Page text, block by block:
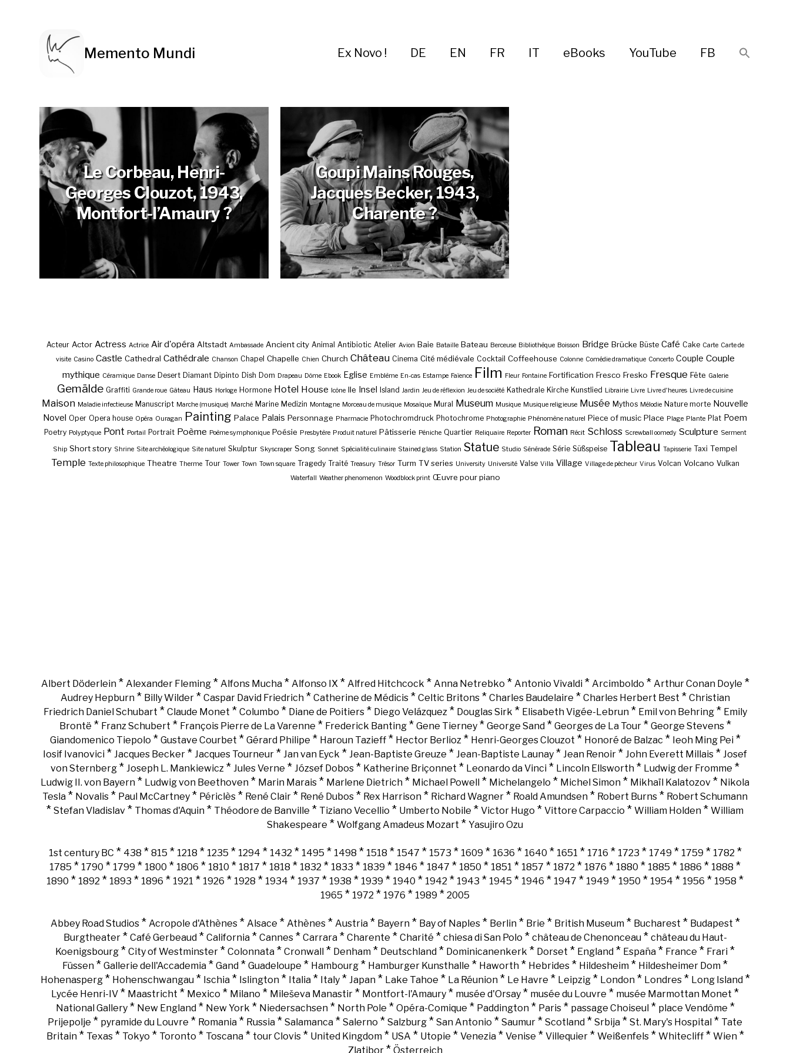
Memento Mundi Ex Novo ! DE EN FR IT eBooks YouTube FB
Le Corbeau, Henri-
Georges Clouzot, 1943,
Montfort-l’Amaury ?
Goupi Mains Rouges,
Jacques Becker, 1943,
Charente ?
Acteur Actor Actress Actrice Air d'opéra Altstadt Ambassade Ancient city Animal Antibiotic Atelier Avion Baie Bataille Bateau Berceuse Bibliothèque Boisson Bridge Brücke Büste Café Cake Carte Carte de
visite Casino Castle Cathedral Cathédrale Chanson Chapel Chapelle Chien Church Château Cinema Cité médiévale Cocktail Coffeehouse Colonne Comédie dramatique Concerto Couple Couple
mythique Céramique Danse Desert Diamant Dipinto Dish Dom Drapeau Dôme Ebook Eglise Emblème En-cas Estampe Faïence Film Fleur Fontaine Fortification Fresco Fresko Fresque Fête Galerie
Gemälde Graffiti Grande roue Gâteau Haus Horloge Hormone Hotel House Icône Ile Insel Island Jardin Jeu de réflexion Jeu de société Kathedrale Kirche Kunstlied Librairie Livre Livre d'heures Livre de cuisine
Maison Maladie infectieuse Manuscript Marche (musique) Marché Marine Medizin Montagne Morceau de musique Mosaïque Mural Museum Musique Musique religieuse Musée Mythos Mélodie Nature morte Nouvelle
Novel Oper Opera house Opéra Ouragan Painting Palace Palais Personnage Pharmacie Photochromdruck Photochrome Photographie Phénomène naturel Piece of music Place Plage Plante Plat Poem
Poetry Polyptyque Pont Portail Portrait Poème Poème symphonique Poésie Presbytère Produit naturel Pâtisserie Péniche Quartier Reliquaire Reporter Roman Récit Schloss Screwball oomedy Sculpture Serment
Ship Short story Shrine Site archéologique Site naturel Skulptur Skyscraper Song Sonnet Spécialité culinaire Stained glass Station Statue Studio Sénérade Série Süßspeise Tableau Tapisserie Taxi Tempel
Temple Texte philosophique Theatre Therme Tour Tower Town Town square Tragedy Traité Treasury Trésor Turm TV series University Université Valse Villa Village Village de pêcheur Virus Volcan Volcano Vulkan
Waterfall Weather phenomenon Woodblock print Œuvre pour piano
Albert Döderlein* Alexander Fleming* Alfons Mucha* Alfonso IX* Alfred Hitchcock * Anna Netrebko * Antonio Vivaldi* Arcimboldo * Arthur Conan Doyle *
Audrey Hepburn* Billy Wilder* Caspar David Friedrich* Catherine de Médicis* Celtic Britons* Charles Baudelaire * Charles Herbert Best * Christian
Friedrich Daniel Schubart * Claude Monet * Columbo * Diane de Poitiers* Diego Velázquez* Douglas Sirk * Elisabeth Vigée-Lebrun* Emil von Behring* Emily
Brontë * Franz Schubert * François Pierre de La Varenne * Frederick Banting* Gene Tierney* George Sand* Georges de La Tour* George Stevens*
Giandomenico Tiepolo * Gustave Courbet * Gérard Philipe * Haroun Tazieff* Hector Berlioz* Henri-Georges Clouzot * Honoré de Balzac * Ieoh Ming Pei*
Iosif Ivanovici * Jacques Becker * Jacques Tourneur * Jan van Eyck * Jean-Baptiste Greuze * Jean-Baptiste Launay * Jean Renoir * John Everett Millais * Josef
von Sternberg * Joseph L. Mankiewicz * Jules Verne * József Dobos * Katherine Briçonnet * Leonardo da Vinci * Lincoln Ellsworth * Ludwig der Fromme *
Ludwig II. von Bayern * Ludwig von Beethoven * Marin Marais * Marlene Dietrich * Michael Powell * Michelangelo * Michel Simon * Mikhaïl Kalatozov * Nikola
Tesla * Novalis * Paul McCartney * Périclès * René Clair * René Dubos * Rex Harrison * Richard Wagner * Roald Amundsen * Robert Burns * Robert Schumann
* Stefan Vladislav * Thomas d'Aquin * Théodore de Banville * Tiziano Vecellio * Umberto Nobile * Victor Hugo * Vittore Carpaccio * William Holden * William
Shakespeare * Wolfgang Amadeus Mozart * Yasujiro Ozu
1st century BC * 438 * 815 * 1218 * 1235 * 1294 * 1432 * 1495 * 1498 * 1518 * 1547 * 1573 * 1609 * 1636 * 1640 * 1651 * 1716 * 1723 * 1749 * 1759 * 1782 *
1785 * 1790 * 1799 * 1800 * 1806 * 1810 * 1817 * 1818 * 1832 * 1833 * 1839 * 1846 * 1847 * 1850 * 1851 * 1857 * 1872 * 1876 * 1880 * 1885 * 1886 * 1888 *
1890 * 1892 * 1893 * 1896 * 1921 * 1926 * 1928 * 1934 * 1937 * 1938 * 1939 * 1940 * 1942 * 1943 * 1945 * 1946 * 1947 * 1949 * 1950 * 1954 * 1956 * 1958 *
1965 * 1972 * 1976 * 1989 * 2005
Abbey Road Studios* Acropole d'Athènes* Alsace * Athènes* Austria* Bayern* Bay of Naples* Berlin* Brie * British Museum* Bucharest * Budapest *
Burgtheater* Café Gerbeaud* California* Cannes* Carrara* Charente * Charité * chiesa di San Polo * château de Chenonceau* château du Haut-
Koenigsbourg * City of Westminster * Colonnata * Cronwall * Denham * Deutschland * Dominicanenkerk * Dorset * England * España * France * Frari *
Füssen * Gallerie dell'Accademia * Gand * Guadeloupe * Hambourg * Hamburger Kunsthalle * Haworth * Hebrides * Hildesheim * Hildesheimer Dom *
Hohenasperg* Hohenschwangau* Ischia* Islington* Italia* Italy* Japan* Lake Tahoe * La Réunion* Le Havre * Leipzig* London* Londres* Long Island*
Lycée Henri-IV * Maastricht * Mexico * Milano * Mileševa Manastir * Montfort-l'Amaury * musée d'Orsay * musée du Louvre * musée Marmottan Monet *
National Gallery* New England* New York * Niedersachsen* North Pole * Opéra-Comique * Paddington* Paris* passage Choiseul* place Vendôme *
Prijepolje * pyramide du Louvre * Romania * Russia * Salamanca * Salerno * Salzburg * San Antonio * Saumur * Scotland * Srbija * St. Mary's Hospital * Tate
Britain* Texas* Tokyo * Toronto * Toscana* tour Clovis* United Kingdom* USA * Utopie * Venezia* Venise * Villequier* Weißenfels* Whitecliff* Wien*
Zlatibor* Österreich